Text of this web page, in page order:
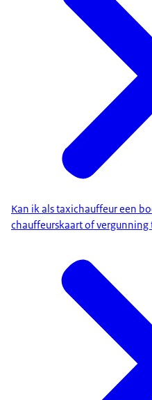
Kan ik als taxichauffeur een
chauffeurskaart of